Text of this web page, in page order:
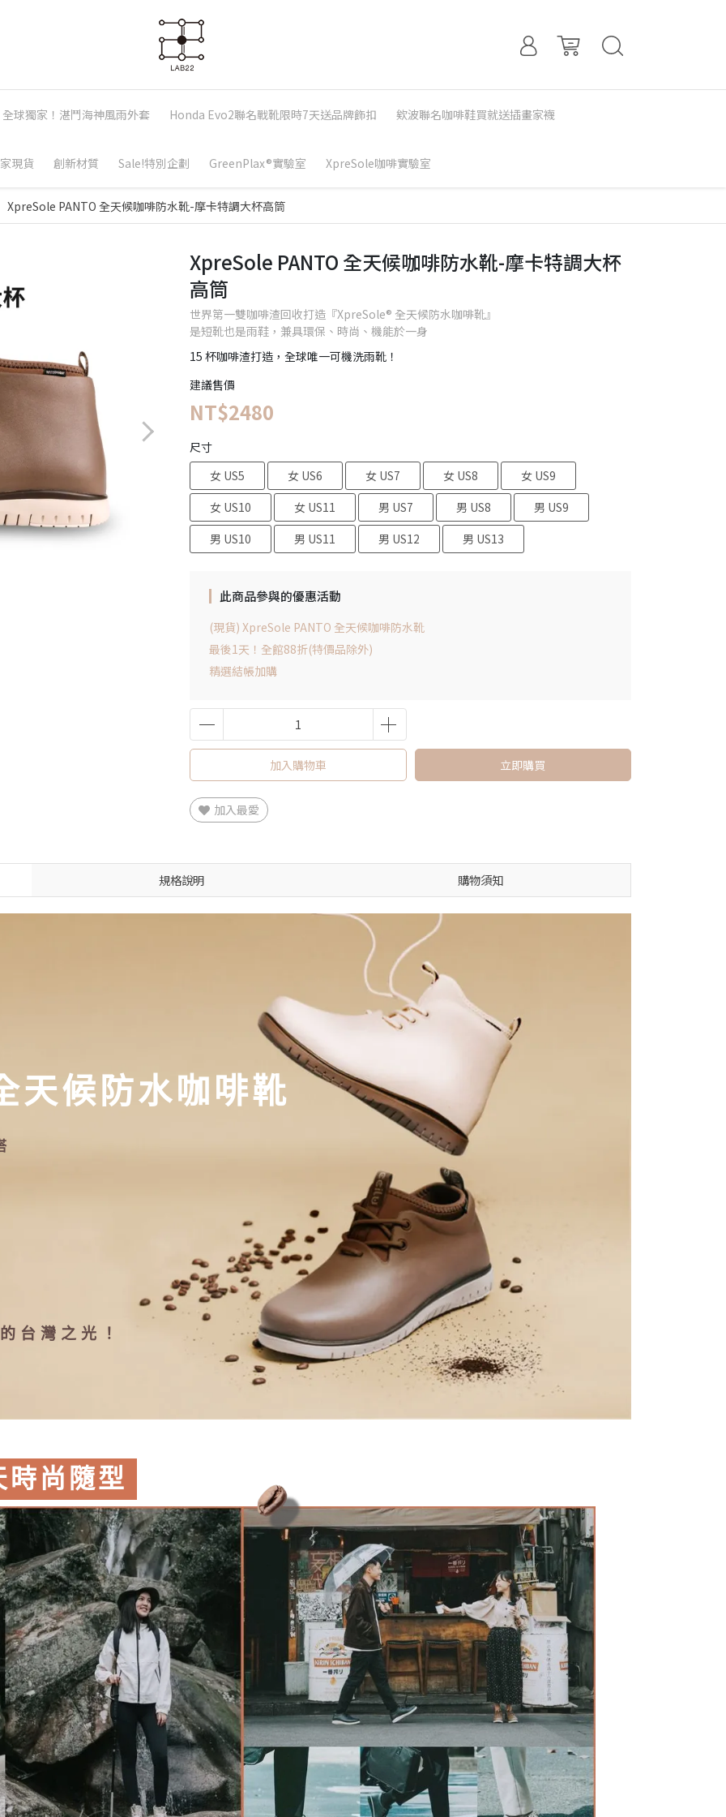
全球獨家！湛鬥海神風雨外套 Honda Evo2聯名戰靴限時7天送品牌飾扣 欸波聯名咖啡鞋買就送插畫家襪
現貨 創新材質 Sale!特別企劃 GreenPlax®實驗室 XpreSole咖啡實驗室
XpreSole PANTO 全天候咖啡防水靴-摩卡特調大杯高筒
XpreSole PANTO 全天候咖啡防水靴-摩卡特調大杯
高筒
世界第一雙咖啡渣回收打造『XpreSole® 全天候防水咖啡靴』
是短靴也是雨鞋，兼具環保、時尚、機能於一身
15 杯咖啡渣打造，全球唯一可機洗雨靴！
建議售價
NT$2480
尺寸
女 US5
女 US6 女 US7 女 US8
女 US9
女 US10
女 US11 男 US7 男 US8
男 US9
男 US10
男 US11 男 US12 男 US13
此商品參與的優惠活動
(現貨) XpreSole PANTO 全天候咖啡防水靴
最後1天！全館88折(特價品除外)
精選結帳加購
加入購物車 立即購買
加入最愛
規格說明 購物須知
天候防水咖啡靴
台灣之光！
時尚隨型